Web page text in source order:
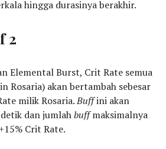
hingga durasinya berakhir.
2
Elemental Burst, Crit Rate semua
Rosaria) akan bertambah sebesar
milik Rosaria.Buffini akan
dan jumlahbuffmaksimalnya
Crit Rate.